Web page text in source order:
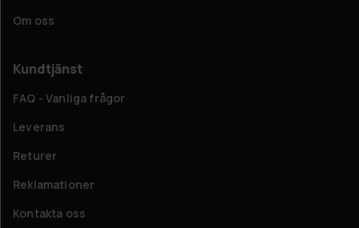
Om oss
Kundtjänst
FAQ - Vanliga frågor
Leverans
Returer
Reklamationer
Kontakta oss